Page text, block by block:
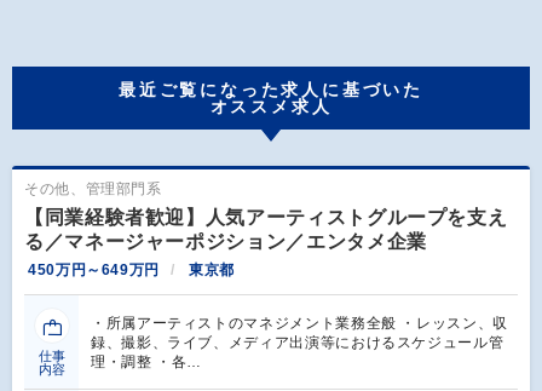
最近ご覧になった求人に基づいた
オススメ求人
その他、管理部門系
【同業経験者歓迎】人気アーティストグループを支え
る／マネージャーポジション／エンタメ企業
450万円～649万円 東京都
仕事
内容
・所属アーティストのマネジメント業務全般 ・レッスン、収
録、撮影、ライブ、メディア出演等におけるスケジュール管
理・調整 ・各…